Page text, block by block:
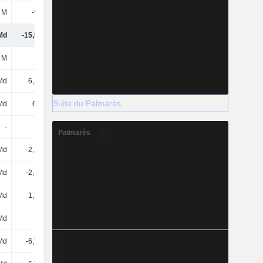
-960 M
-15,57 Md
6,39 Md
6,4 Md 17,81 Md
- -151 M
-2,12 Md
-2,12 Md
1,35 Md
-6,76 Md
Suite du Palmarès
Palmarès